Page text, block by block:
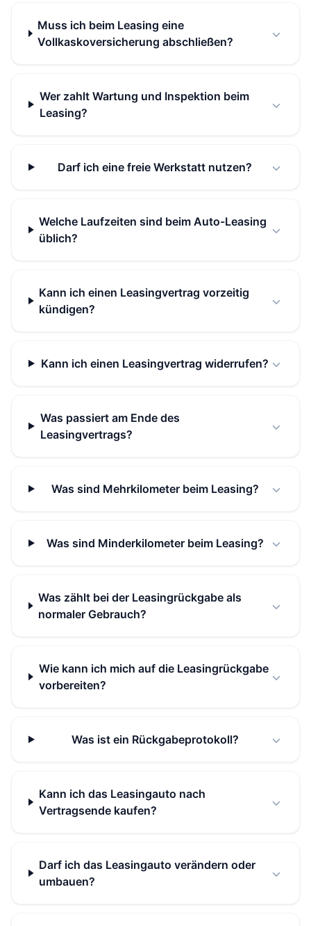
Muss ich beim Leasing eine
Vollkaskoversicherung abschließen?
Wer zahlt Wartung und Inspektion beim
Leasing?
Darf ich eine freie Werkstatt nutzen?
Welche Laufzeiten sind beim Auto-Leasing
üblich?
Kann ich einen Leasingvertrag vorzeitig
kündigen?
Kann ich einen Leasingvertrag widerrufen?
Was passiert am Ende des
Leasingvertrags?
Was sind Mehrkilometer beim Leasing?
Was sind Minderkilometer beim Leasing?
Was zählt bei der Leasingrückgabe als
normaler Gebrauch?
Wie kann ich mich auf die Leasingrückgabe
vorbereiten?
Was ist ein Rückgabeprotokoll?
Kann ich das Leasingauto nach
Vertragsende kaufen?
Darf ich das Leasingauto verändern oder
umbauen?